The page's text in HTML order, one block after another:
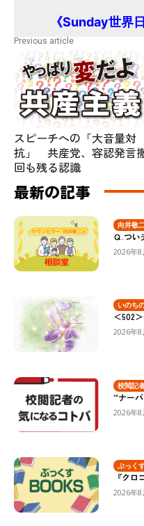
《Sunday世界
Previous article
スピーチへの「大音量対
抗」 共産党、容認発言
回も残る認識
最新の記事
向井敬
Ｑ.つい
2026年8
いのち
＜502
2026年8
校閲記
“ナー
2026年8
ぶっく
『クロ
2026年8